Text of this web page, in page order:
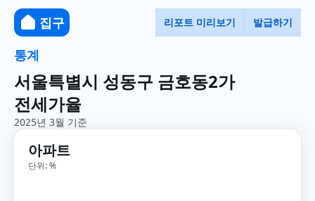
집구 리포트 미리보기 발급하기
통계
서울특별시 성동구 금호동2가
전세가율
2025년 3월 기준
아파트
단위: %